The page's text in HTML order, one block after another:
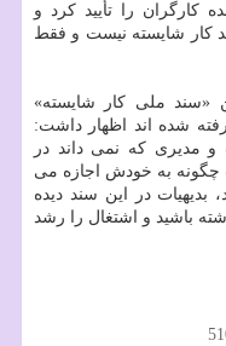
كارگران را تأیید كرد و
كار شایسته نیست و فقط
«سند ملی كار شایسته»
شده اند اظهار داشت:
مدیری كه نمی داند در
به خودش اجازه می
بدیهیات در این سند دیده
باشید و اشتغال را رشد